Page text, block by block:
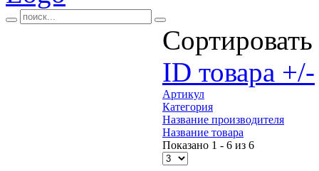
ID товара +/-
Артикул
Категория
Название производителя
Название товара
Показано 1 - 6 из 6